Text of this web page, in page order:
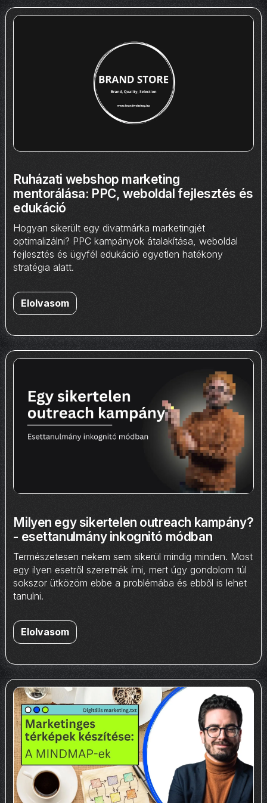
Ruházati webshop marketing
mentorálása: PPC, weboldal fejlesztés és
edukáció
Hogyan sikerült egy divatmárka marketingjét
optimalizálni? PPC kampányok átalakítása, weboldal
fejlesztés és ügyfél edukáció egyetlen hatékony
stratégia alatt.
Elolvasom
Milyen egy sikertelen outreach kampány?
- esettanulmány inkognitó módban
Természetesen nekem sem sikerül mindig minden. Most
egy ilyen esetről szeretnék írni, mert úgy gondolom túl
sokszor ütközöm ebbe a problémába és ebből is lehet
tanulni.
Elolvasom